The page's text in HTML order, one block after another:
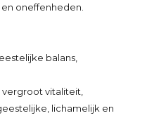
oneffenheden.
balans,
vitaliteit,
lichamelijk en